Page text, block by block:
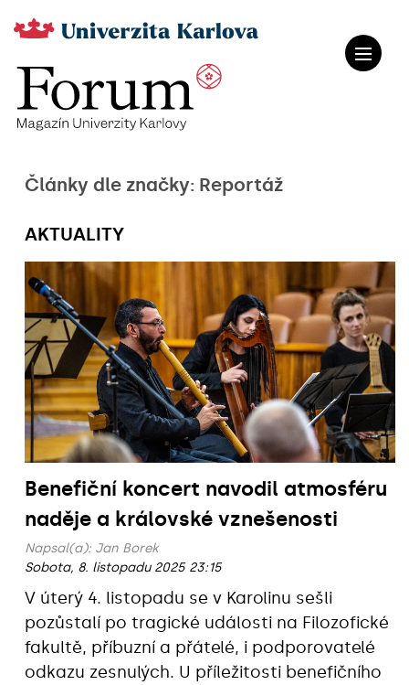
Články dle značky: Reportáž
AKTUALITY
Benefiční koncert navodil atmosféru
naděje a královské vznešenosti
Napsal(a): Jan Borek
Sobota, 8. listopadu 2025 23:15
V úterý 4. listopadu se v Karolinu sešli
pozůstalí po tragické události na Filozofické
fakultě, příbuzní a přátelé, i podporovatelé
odkazu zesnulých. U příležitosti benefičního